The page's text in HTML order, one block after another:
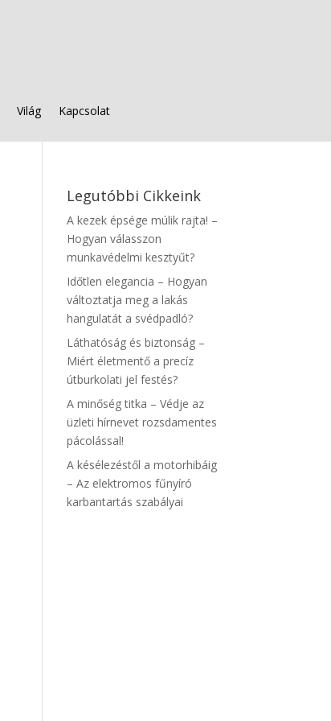
Világ Kapcsolat
Legutóbbi Cikkeink
A kezek épsége múlik rajta! –
Hogyan válasszon
munkavédelmi kesztyűt?
Időtlen elegancia – Hogyan
változtatja meg a lakás
hangulatát a svédpadló?
Láthatóság és biztonság –
Miért életmentő a precíz
útburkolati jel festés?
A minőség titka – Védje az
üzleti hírnevet rozsdamentes
pácolással!
A késélezéstől a motorhibáig
– Az elektromos fűnyíró
karbantartás szabályai